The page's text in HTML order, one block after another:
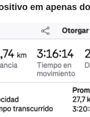
em apenas